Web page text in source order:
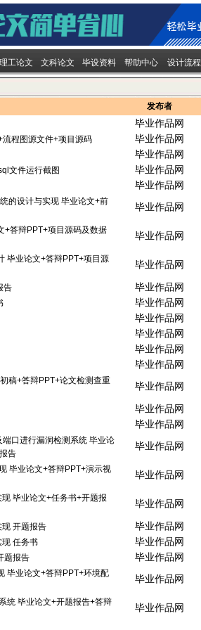
理工论文 文科论文 毕设资料 帮助中心 设计流程
发布者
毕业作品网
程图源文件+项目源码
毕业作品网
毕业作品网
文件运行截图
毕业作品网
毕业作品网
的设计与实现 毕业论文+前
毕业作品网
+答辩PPT+项目源码及数据
毕业作品网
毕业论文+答辩PPT+项目源
毕业作品网
告
毕业作品网
毕业作品网
毕业作品网
毕业作品网
毕业作品网
毕业作品网
稿+答辩PPT+论文检测查重
毕业作品网
毕业作品网
毕业作品网
端口进行漏洞检测系统 毕业论
告
毕业作品网
毕业论文+答辩PPT+演示视
毕业作品网
毕业论文+任务书+开题报
毕业作品网
开题报告
毕业作品网
任务书
毕业作品网
题报告
毕业作品网
毕业论文+答辩PPT+环境配
毕业作品网
统 毕业论文+开题报告+答辩
毕业作品网